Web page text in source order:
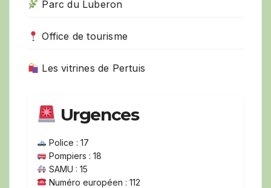
Parc du Luberon
Office de tourisme
Les vitrines de Pertuis
Urgences
Police : 17
Pompiers : 18
SAMU : 15
Numéro européen : 112